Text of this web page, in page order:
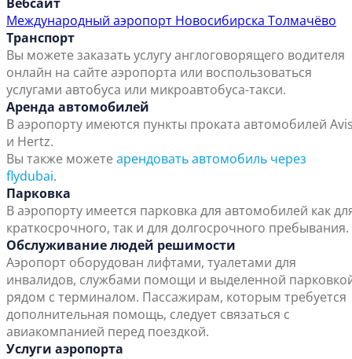
Вебсайт
Международный аэропорт Новосибирска Толмачёво
Транспорт
Вы можете заказать услугу англоговорящего водителя
онлайн на сайте аэропорта или воспользоваться
услугами автобуса или микроавтобуса-такси.
Аренда автомобилей
В аэропорту имеются пункты проката автомобилей
и Hertz.
Вы также можете арендовать автомобиль через
flydubai.
Парковка
В аэропорту имеется парковка для автомобилей как
краткосрочного, так и для долгосрочного пребывания.
Обслуживание людей решимости
Аэропорт оборудован лифтами, туалетами для
инвалидов, службами помощи и выделенной
рядом с терминалом. Пассажирам, которым требуется
дополнительная помощь, следует связаться с
авиакомпанией перед поездкой.
Услуги аэропорта